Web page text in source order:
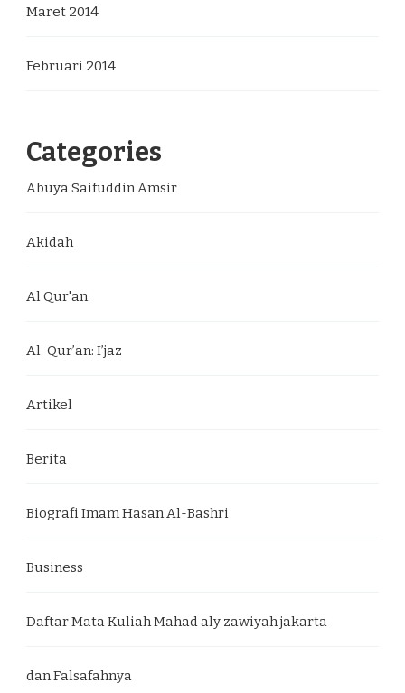
Maret 2014
Februari 2014
Categories
Abuya Saifuddin Amsir
Akidah
Al Qur'an
Al-Qur’an: I’jaz
Artikel
Berita
Biografi Imam Hasan Al-Bashri
Business
Daftar Mata Kuliah Mahad aly zawiyah jakarta
dan Falsafahnya